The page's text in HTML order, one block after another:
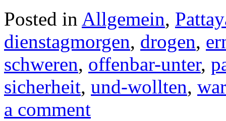
Posted in Allgemein,
dienstagmorgen, drogen,
schweren, offenbar-unter,
sicherheit, und-wollten,
a comment